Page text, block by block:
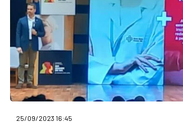
25/09/2023 16:45